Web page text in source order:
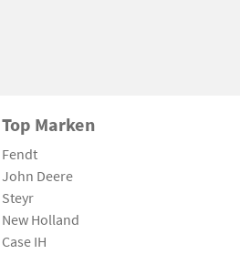
Top Marken
Fendt
John Deere
Steyr
New Holland
Case IH